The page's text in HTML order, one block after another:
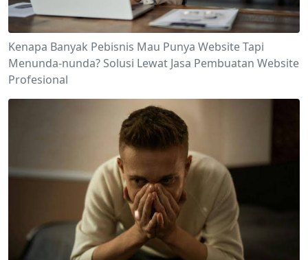
Kenapa Banyak Pebisnis Mau Punya Website Tapi
Menunda-nunda? Solusi Lewat Jasa Pembuatan Website
Profesional